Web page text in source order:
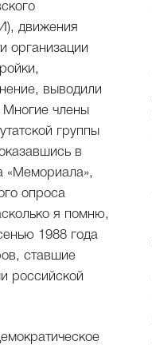
движения
организации
выводили
Многие члены
группы
в
«Мемориала»,
опроса
я помню,
1988 года
ставшие
российской